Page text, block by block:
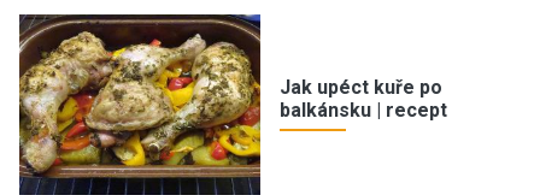
Jak upéct kuře po
balkánsku | recept